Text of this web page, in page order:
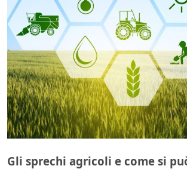
Gli sprechi agricoli e come si